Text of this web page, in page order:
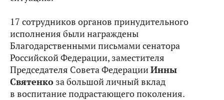
17 сотрудников органов принудительного
исполнения были награждены
Благодарственными письмами сенатора
Российской Федерации, заместителя
Председателя Совета ФедерацииИнны
Святенко за большой личный вклад
в воспитание подрастающего поколения.